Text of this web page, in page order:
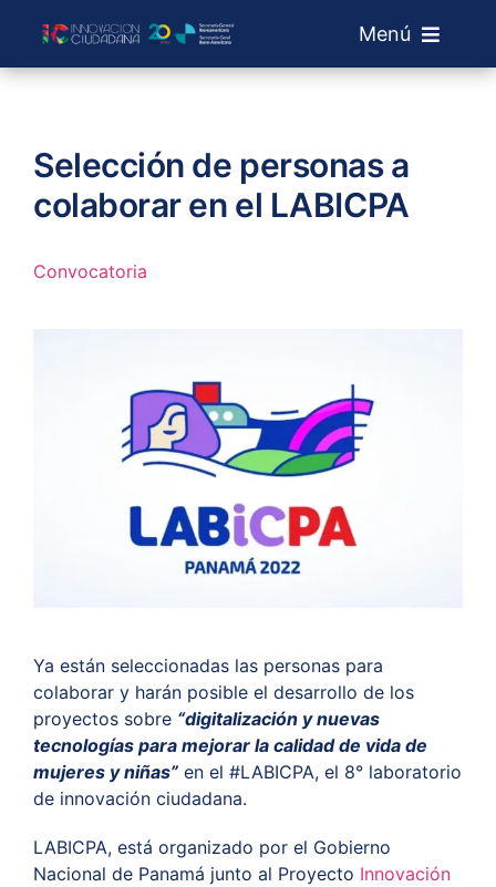
contenido
Menú
Laboratorios
+ Info
Buscar:
ES
Selección de personas a
colaborar en el LABICPA
Convocatoria
Ya están seleccionadas las personas para
colaborar y harán posible el desarrollo de los
proyectos sobre “digitalización y nuevas
tecnologías para mejorar la calidad de vida de
mujeres y niñas”en el #LABICPA, el 8° laboratorio
de innovación ciudadana.
LABICPA, está organizado por el Gobierno
Nacional de Panamá junto al Proyecto Innovación